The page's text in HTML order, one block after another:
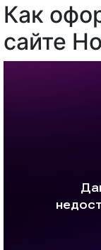
Как
сайте